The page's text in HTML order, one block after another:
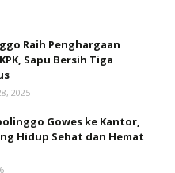
Raih Penghargaan
Sapu Bersih Tiga
2025
Gowes ke Kantor,
Hidup Sehat dan Hemat